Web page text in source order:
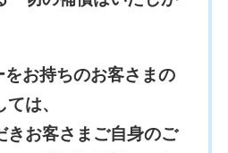
お持ちのお客さまの
は、
きお客さまご自身のご